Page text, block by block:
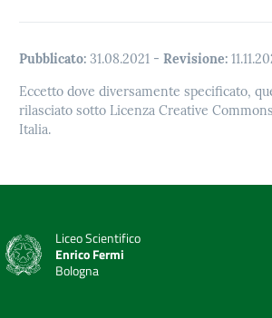
Pubblicato: 31.08.2021 - Revisione:
Eccetto dove diversamente specificato,
rilasciato sotto Licenza Creative
Italia.
Liceo Scientifico
Enrico Fermi
Bologna